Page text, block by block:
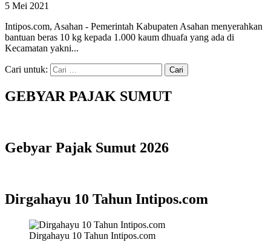
5 Mei 2021
Intipos.com, Asahan - Pemerintah Kabupaten Asahan menyerahkan
bantuan beras 10 kg kepada 1.000 kaum dhuafa yang ada di
Kecamatan yakni...
Cari untuk:
GEBYAR PAJAK SUMUT
Gebyar Pajak Sumut 2026
Dirgahayu 10 Tahun Intipos.com
Dirgahayu 10 Tahun Intipos.com